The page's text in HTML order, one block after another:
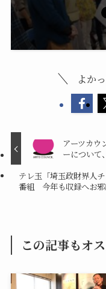
よか
アーツカ
ーについて
テレ玉「埼玉政財界人
番組 今年も収録へお邪
この記事もオ